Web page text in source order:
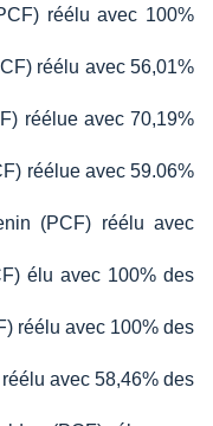
réélu avec 100%
réélu avec 56,01%
réélue avec 70,19%
réélue avec 59.06%
(PCF) réélu avec
élu avec 100% des
réélu avec 100% des
avec 58,46% des